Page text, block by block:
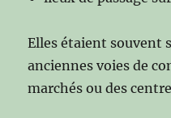
Elles étaient souvent
anciennes voies de
marchés ou des